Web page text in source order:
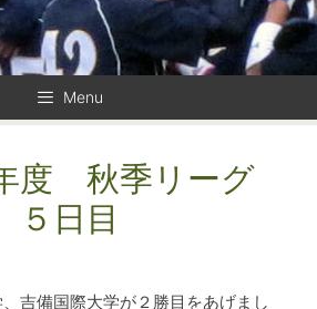
Menu
度 秋季リーグ
日目
吉備国際大学が２勝目をあげまし